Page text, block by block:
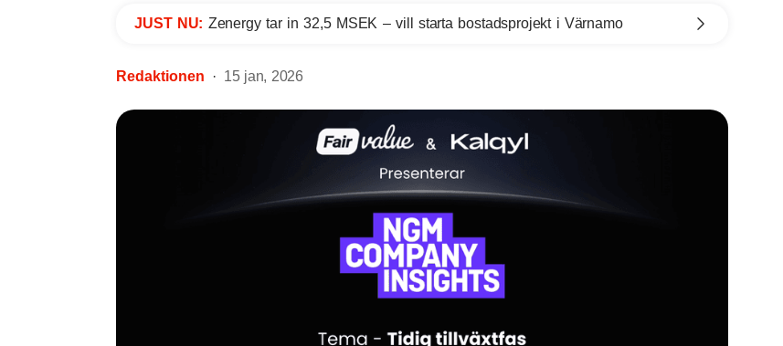
JUST NU: Zenergy tar in 32,5 MSEK – vill starta bostadsprojekt i Värnamo
Redaktionen 15 jan, 2026